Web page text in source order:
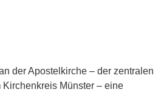
der Apostelkirche – der zentralen
Münster – eine